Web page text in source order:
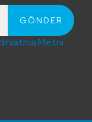
Metni